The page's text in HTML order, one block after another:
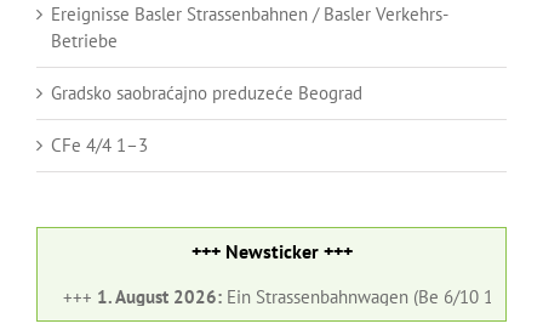
Ereignisse Basler Strassenbahnen / Basler Verkehrs-
Betriebe
Gradsko saobraćajno preduzeće Beograd
CFe 4/4 1–3
+++ Newsticker +++
1. August 2026:Ein Strassenbahnwagen (Be 6/10 182) und ein